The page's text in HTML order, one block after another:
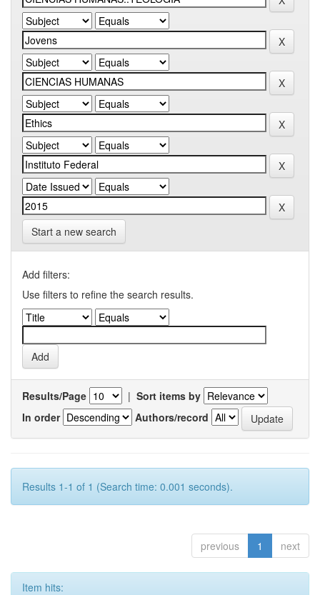
Start a new search
Add filters:
Use filters to refine the search results.
Results/Page | Sort items by
In order
Authors/record
Results 1-1 of 1 (Search time: 0.001 seconds).
previous 1 next
Item hits: